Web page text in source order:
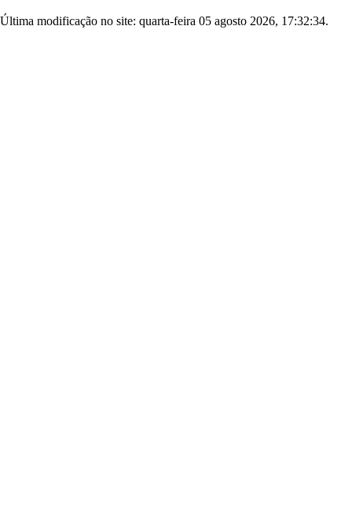
Última modificação no site: quarta-feira 05 agosto 2026, 17:32:34.